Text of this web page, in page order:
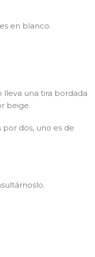
en blanco.
lleva una tira bordada
beige.
dos, uno es de